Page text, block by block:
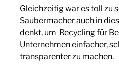
Gleichzeitig war es toll zu
Saubermacher auch in
denkt, um Recycling für
Unternehmen einfacher,
transparenter zu machen.